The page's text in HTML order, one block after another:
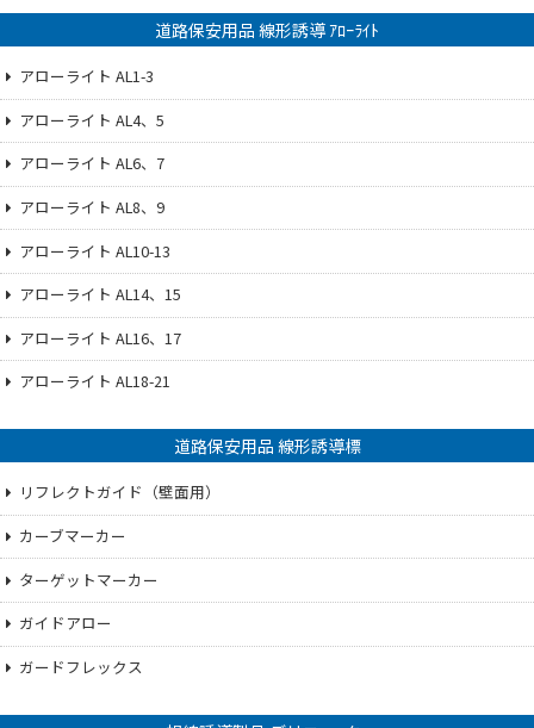
道路保安用品 線形誘導 ｱﾛｰﾗｲﾄ
アローライト AL1-3
アローライト AL4、5
アローライト AL6、7
アローライト AL8、9
アローライト AL10-13
アローライト AL14、15
アローライト AL16、17
アローライト AL18-21
道路保安用品 線形誘導標
リフレクトガイド（壁面用）
カーブマーカー
ターゲットマーカー
ガイドアロー
ガードフレックス